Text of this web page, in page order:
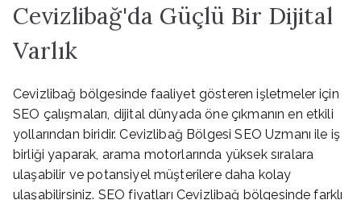
Cevizlibağ'da Güçlü Bir Dijital
Varlık
Cevizlibağ bölgesinde faaliyet gösteren işletmeler için
SEO çalışmaları, dijital dünyada öne çıkmanın en etkili
yollarından biridir. Cevizlibağ Bölgesi SEO Uzmanı ile iş
birliği yaparak, arama motorlarında yüksek sıralara
ulaşabilir ve potansiyel müşterilere daha kolay
ulaşabilirsiniz. SEO fiyatları Cevizlibağ bölgesinde farklı